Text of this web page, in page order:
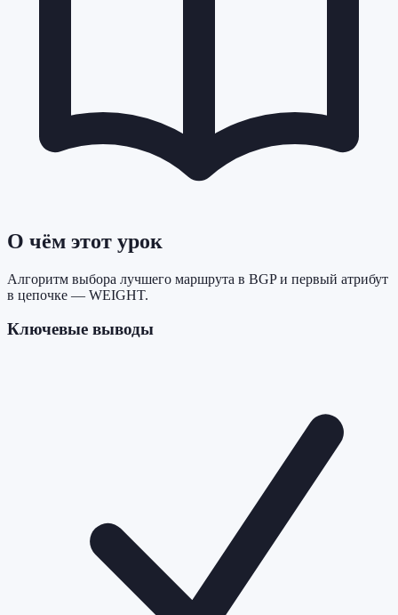
О чём этот урок
Алгоритм выбора лучшего маршрута в BGP и первый атрибут
в цепочке — WEIGHT.
Ключевые выводы